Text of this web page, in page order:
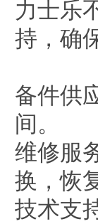
力士乐
持，确
备件供
间。
维修服
换，恢
技术支